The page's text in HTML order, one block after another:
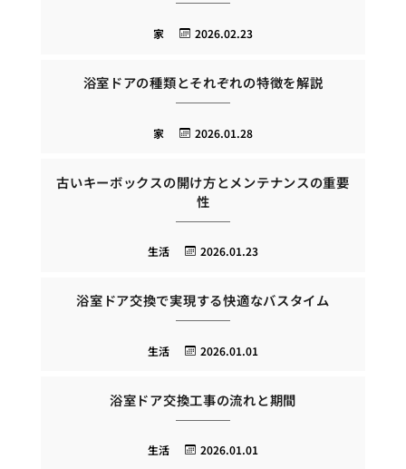
2026.02.23
家
浴室ドアの種類とそれぞれの特徴を解説
2026.01.28
家
古いキーボックスの開け方とメンテナンスの重要
性
2026.01.23
生活
浴室ドア交換で実現する快適なバスタイム
2026.01.01
生活
浴室ドア交換工事の流れと期間
2026.01.01
生活